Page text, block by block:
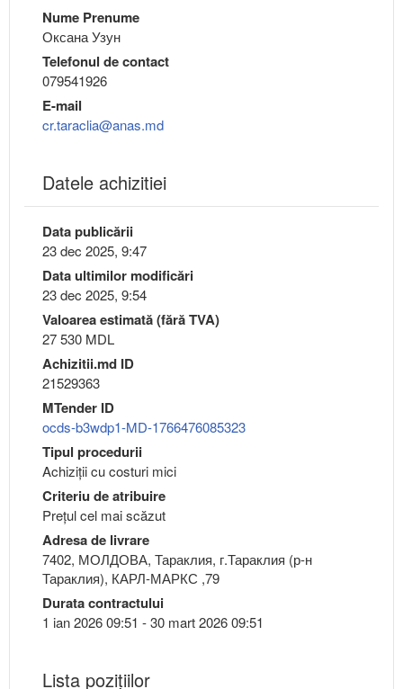
Nume Prenume
Оксана Узун
Telefonul de contact
079541926
E-mail
cr.taraclia@anas.md
Datele achizitiei
Data publicării
23 dec 2025, 9:47
Data ultimilor modificări
23 dec 2025, 9:54
Valoarea estimată (fără TVA)
27 530 MDL
Achizitii.md ID
21529363
MTender ID
ocds-b3wdp1-MD-1766476085323
Tipul procedurii
Achiziții cu costuri mici
Criteriu de atribuire
Preţul cel mai scăzut
Adresa de livrare
7402, МОЛДОВА, Тараклия, г.Тараклия (р-н
Тараклия), КАРЛ-МАРКС ,79
Durata contractului
1 ian 2026 09:51 - 30 mart 2026 09:51
Lista pozițiilor